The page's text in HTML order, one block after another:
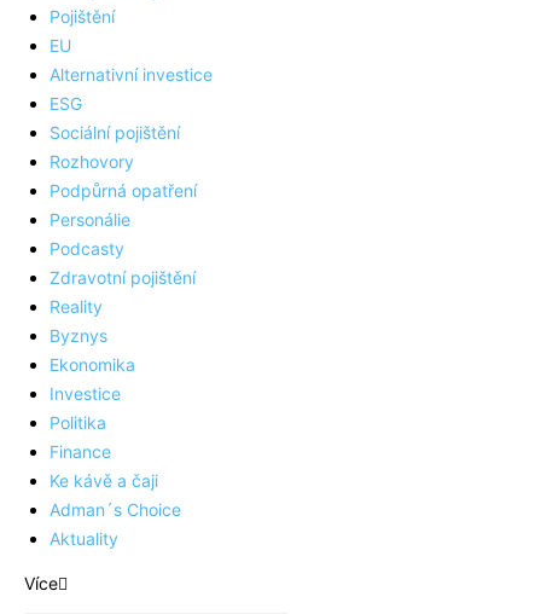
Pojištění
EU
Alternativní investice
ESG
Sociální pojištění
Rozhovory
Podpůrná opatření
Personálie
Podcasty
Zdravotní pojištění
Reality
Byznys
Ekonomika
Investice
Politika
Finance
Ke kávě a čaji
Adman´s Choice
Aktuality
Více